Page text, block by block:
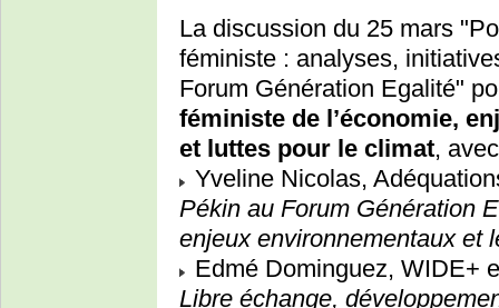
La discussion du 25 mars
féministe : analyses,
Forum Génération Egalité"
féministe de l’économie,
et luttes pour le climat,
Yveline Nicolas,
Pékin au Forum Génération
enjeux environnementaux et
Edmé Dominguez, WIDE+
Libre échange,